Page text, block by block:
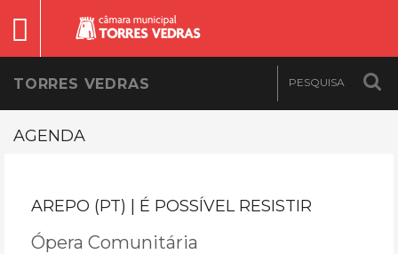
TORRES VEDRAS
AGENDA
AREPO (PT) | É POSSÍVEL RESISTIR
Ópera Comunitária